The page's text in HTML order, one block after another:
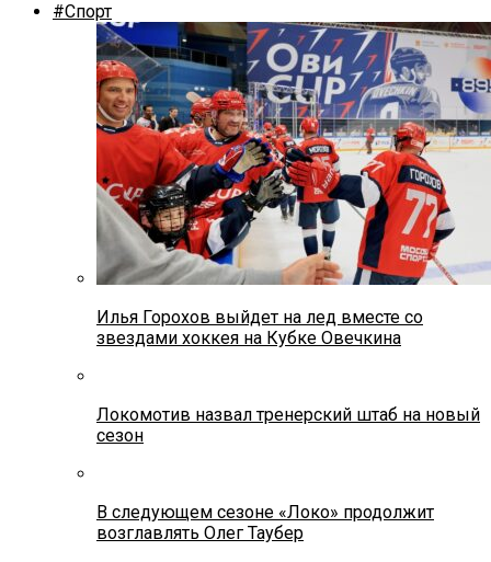
#Спорт
Илья Горохов выйдет на лед вместе со
звездами хоккея на Кубке Овечкина
Локомотив назвал тренерский штаб на новый
сезон
В следующем сезоне «Локо» продолжит
возглавлять Олег Таубер